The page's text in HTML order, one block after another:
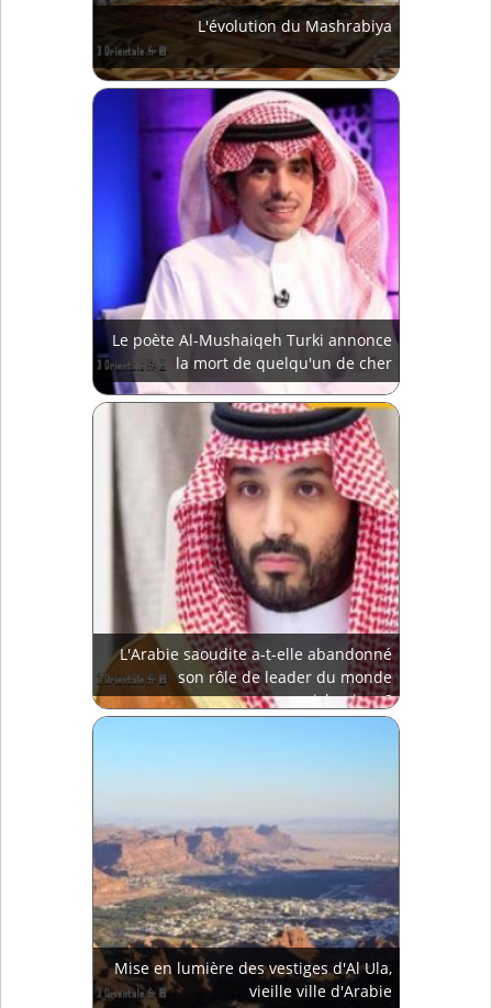
L'évolution du Mashrabiya
Le poète Al-Mushaiqeh Turki annonce
la mort de quelqu'un de cher
L'Arabie saoudite a-t-elle abandonné
son rôle de leader du monde
islamique?
Mise en lumière des vestiges d'Al Ula,
vieille ville d'Arabie